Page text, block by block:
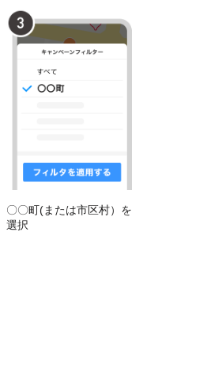
〇〇町(または市区村）を
選択